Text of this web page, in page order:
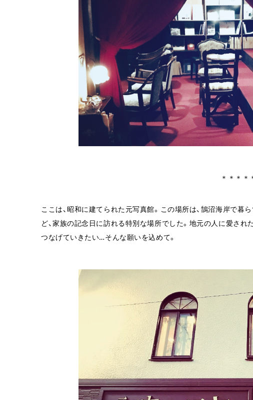
＊＊＊＊
ここは、昭和に建てられた元写真館。この場所は、鵠沼海岸で暮
ど、家族の記念日に訪れる特別な場所でした。地元の人に愛され
つなげていきたい…そんな願いを込めて。